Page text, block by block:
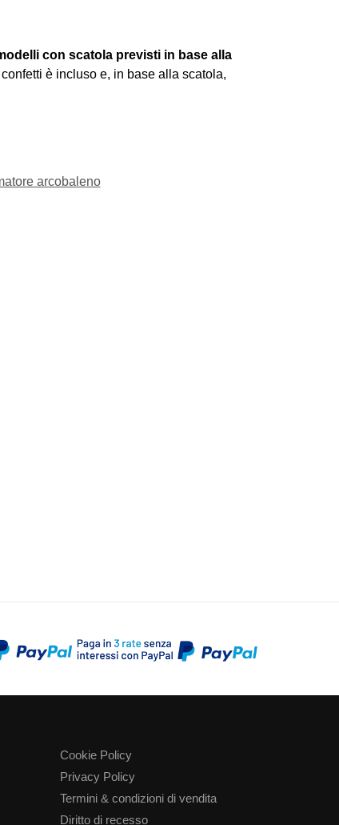
con scatola previsti in base alla
è incluso e, in base alla scatola,
arcobaleno
Cookie Policy
Privacy Policy
Termini & condizioni di vendita
Diritto di recesso